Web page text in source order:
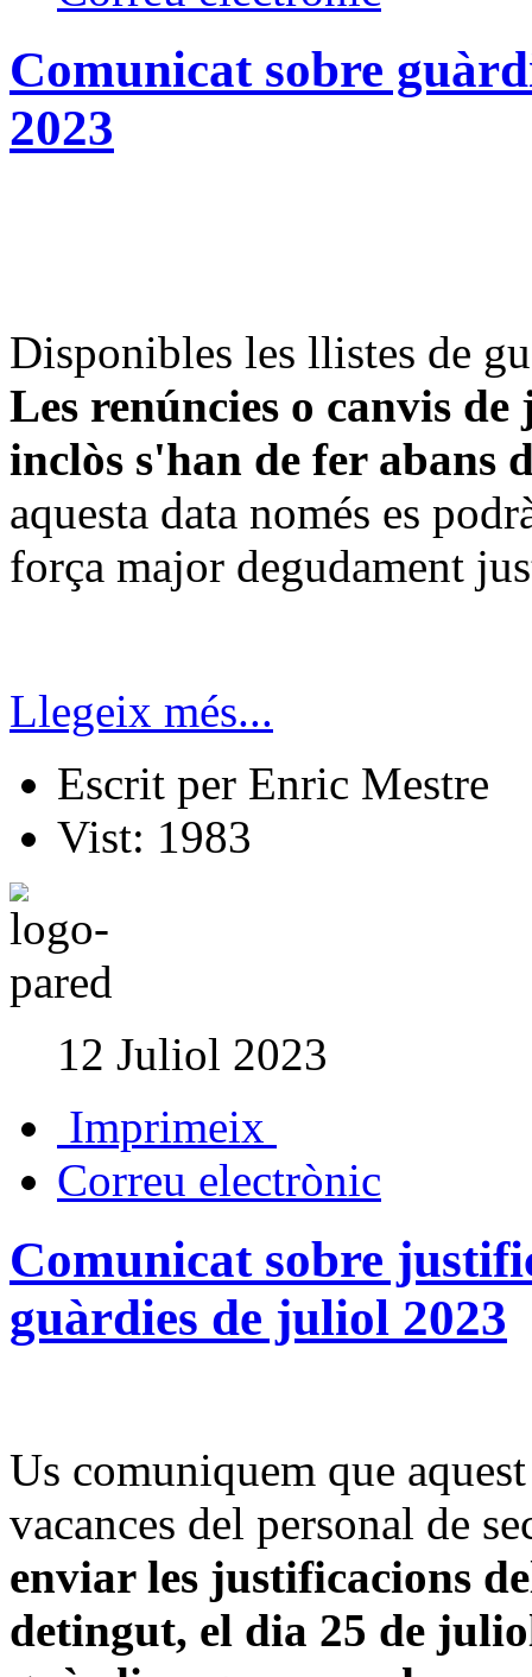
Comunicat sobre
2023
Disponibles les llistes de
Les renúncies o canvis
inclòs s'han de fer abans
aquesta data només es
força major degudament
Llegeix més...
Escrit per Enric Mestre
Vist: 1983
12 Juliol 2023
Imprimeix
Correu electrònic
Comunicat sobre
guàrdies de juliol 2023
Us comuniquem que
vacances del personal de
enviar les justificacions
detingut, el dia 25 de